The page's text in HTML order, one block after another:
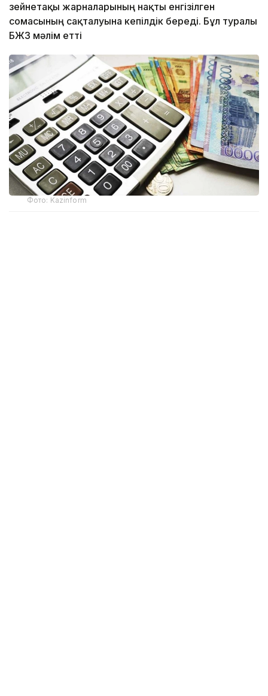
зейнетақы жарналарының нақты енгізілген
сомасының сақталуына кепілдік береді. Бұл туралы
БЖЗҚ мәлім етті
Фото: Kazinform